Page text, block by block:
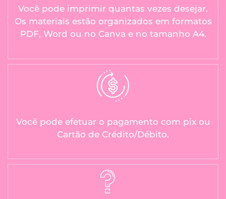
Você pode imprimir quantas vezes desejar.
Os materiais estão organizados em formatos
PDF, Word ou no Canva e no tamanho A4.
Você pode efetuar o pagamento com pix ou
Cartão de Crédito/Débito.